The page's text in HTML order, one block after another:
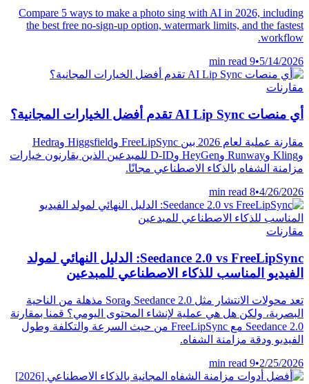
Compare 5 ways to make a photo sing with AI in 2026, including
the best free no-sign-up option, watermark limits, and the fastest
workflow.
5/14/2026
•
9 min read
مقارنات
أي منصات AI Lip Sync تقدم أفضل الخيارات المجانية؟
مقارنة عملية لعام 2026 بين FreeLipSync وHiggsfield وHedra
وKling وRunway وHeyGen وD-ID للمبدعين الذين يقارنون خيارات
مزامنة الشفاه بالذكاء الاصطناعي مجانًا.
4/26/2026
•
8 min read
مقارنات
Seedance 2.0 vs FreeLipSync: الدليل النهائي لمولد
الفيديو المناسب للذكاء الاصطناعي للمبدعين
تعد محولات الانتشار مثل Seedance 2.0 وSora مذهلة من الناحية
البصرية، ولكن هل هي عملية لإنشاء المحتوى اليومي؟ قمنا بمقارنة
Seedance 2.0 مع FreeLipSync من حيث السرعة والتكلفة وطول
الفيديو ودقة مزامنة الشفاه.
2/25/2026
•
9 min read